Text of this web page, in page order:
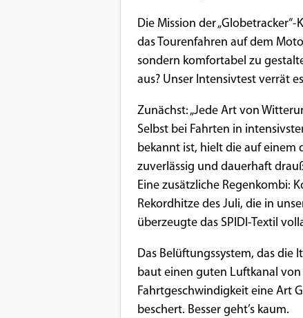
Die Mission der
das Tourenfahren auf dem
sondern komfortabel zu
aus? Unser Intensivtest verrät
Zunächst: „Jede Art von
Selbst bei Fahrten in
bekannt ist, hielt die auf einem
zuverlässig und dauerhaft
Eine zusätzliche Regenkombi:
Rekordhitze des Juli, die in
überzeugte das SPIDI-Textil
Das Belüftungssystem, das die
baut einen guten Luftkanal von
Fahrtgeschwindigkeit eine Art
beschert. Besser geht’s kaum.
EXTERNE MEDIEN
Um Inhalte von Videoplattformen und
Social Media Plattformen anzeigen zu
können, werden von diesen externen
Medien Cookies gesetzt.